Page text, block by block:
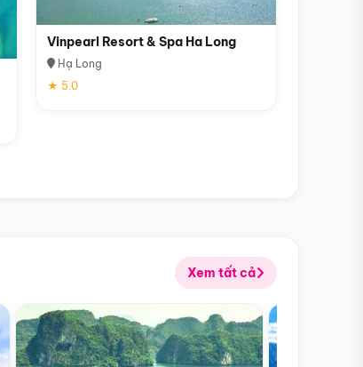
Vinpearl Resort & Spa Ha Long
Hạ Long
★ 5.0
Xem tất cả